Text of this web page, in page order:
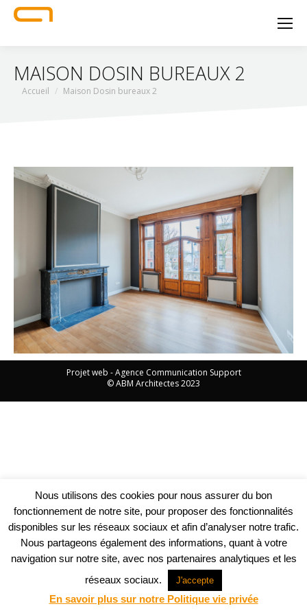
MAISON DOSIN BUREAUX 2
Vous êtes ici :
Accueil Maison Dosin bureaux 2
Projet web -Agence Communication Support
© ABM Architectes 2023
Nous utilisons des cookies pour nous assurer du bon
fonctionnement de notre site, pour proposer des fonctionnalités
disponibles sur les réseaux sociaux et afin d’analyser notre trafic.
Nous partageons également des informations, quant à votre
navigation sur notre site, avec nos partenaires analytiques et les
réseaux sociaux.
J'accepte
En savoir plus sur notre Politique vie privée